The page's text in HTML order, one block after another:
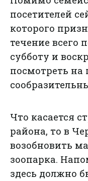
посетителей
которого
течение всего
субботу и
посмотреть на
Что касается
района, то в
возобновить
зоопарка.
здесь должно